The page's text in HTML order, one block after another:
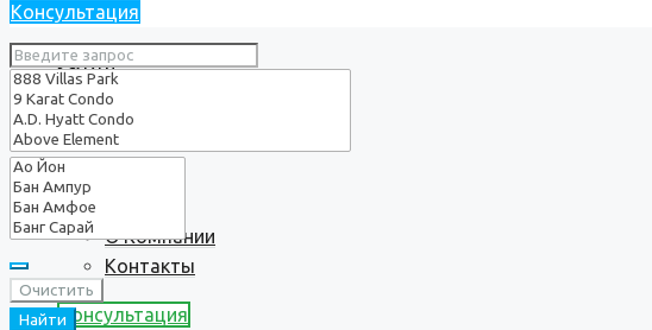
Услуги
О нас
О Компании
Контакты
Консультация
Консультация
Очистить
Найти